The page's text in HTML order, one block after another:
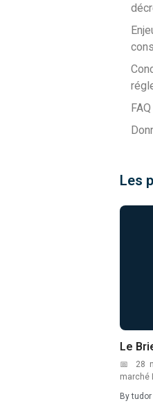
FAQ
Les
Le
📅 28
marché
Bytudor